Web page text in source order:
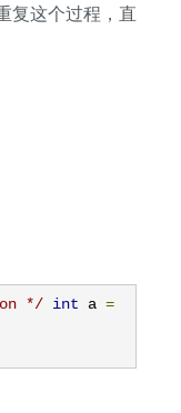
复这个过程，直
*/ int a =